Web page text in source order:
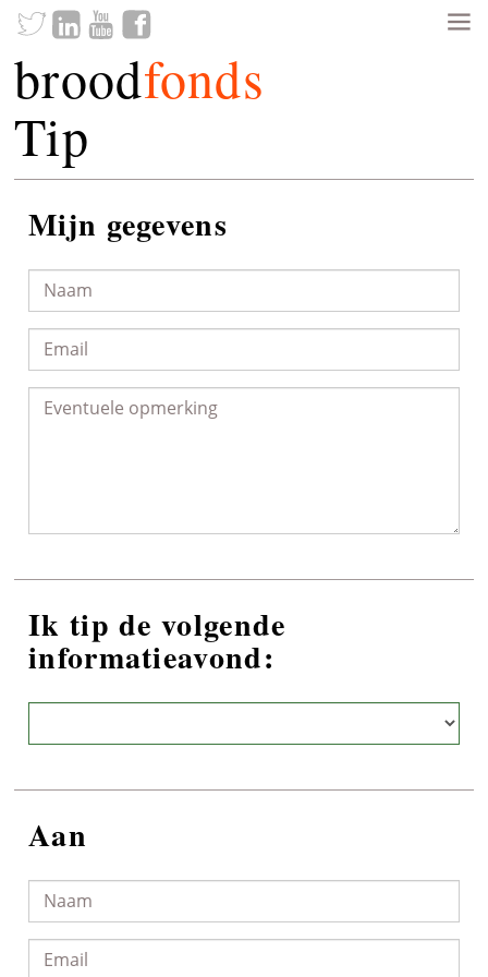
broodfonds
Tip
Mijn gegevens
Ik tip de volgende
informatieavond:
Aan